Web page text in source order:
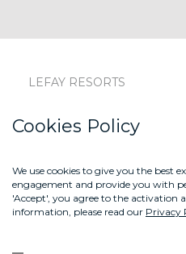
LEFAY RESORTS
KONTAKTE
ABOUT US
Cookies Policy
We use cookies to give you the best
engagement and provide you with
'Accept', you agree to the activation
information, please read our Privacy